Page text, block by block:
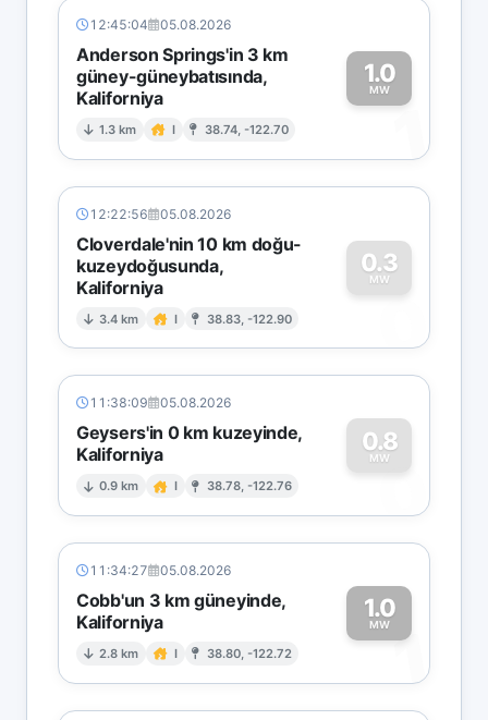
12:45:04 05.08.2026
Anderson Springs'in 3 km
güney-güneybatısında,
Kaliforniya
1.3 km I 38.74, -122.70
1.0
MW
1
12:22:56 05.08.2026
Cloverdale'nin 10 km doğu-
kuzeydoğusunda,
Kaliforniya
3.4 km I 38.83, -122.90
0.3
MW
0
11:38:09 05.08.2026
Geysers'in 0 km kuzeyinde,
Kaliforniya
0.9 km I 38.78, -122.76
0.8
MW
0
11:34:27 05.08.2026
Cobb'un 3 km güneyinde,
Kaliforniya
2.8 km I 38.80, -122.72
1.0
MW1